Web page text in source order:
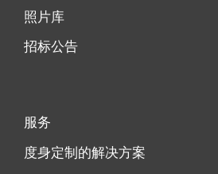
照片库
招标公告
服务
度身定制的解决方案